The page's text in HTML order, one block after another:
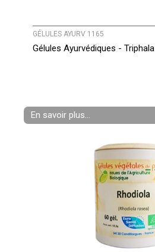
GÉLULES AYURV 1165
Gélules Ayurvédiques - Triphala
En savoir plus...